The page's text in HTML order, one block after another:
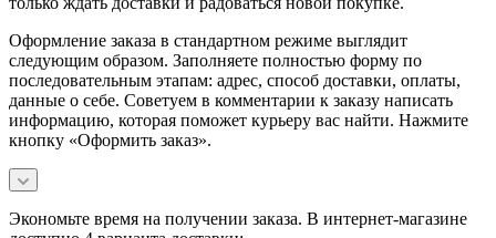
Оформление заказа в стандартном режиме выглядит
следующим образом. Заполняете полностью форму по
последовательным этапам: адрес, способ доставки, оплаты,
данные о себе. Советуем в комментарии к заказу написать
информацию, которая поможет курьеру вас найти. Нажмите
кнопку «Оформить заказ».
Экономьте время на получении заказа. В интернет-магазине